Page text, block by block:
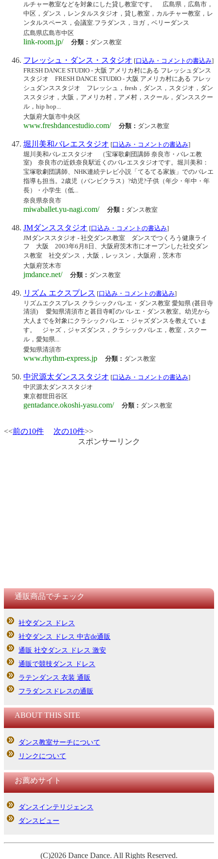
ルチャー教室などを対象にした貸し教室です。 広島県，広島市，
中区，ダンス，レンタルスタジオ，貸し教室，カルチャー教室，レ
ンタルスペース，会議室.フラダンス，ヨガ，ベリーダンス
広島県広島市中区
link-room.jp/ 分類： ダンス教室
フレッシュ・ダンス・スタジオ [口込み・コメントの書込み]
FRESH DANCE STUDIO - 大阪 アメリカ村にある フレッシュダンス
スタジオ FRESH DANCE STUDIO - 大阪 アメリカ村にある フレッ
シュダンススタジオ フレッシュ，fresh，ダンス，スタジオ，ダン
ススタジオ，大阪，アメリカ村，アメ村，スクール，ダンススクー
ル，hip hop...
大阪府大阪市中央区
www.freshdancestudio.com/ 分類： ダンス教室
堀川美和バレエスタジオ [口込み・コメントの書込み]
堀川美和バレエスタジオ （宝塚歌劇団講師 奈良市・バレエ教
室) 奈良市の近鉄奈良駅近くのバレエスタジオです。堀川美和：
宝塚歌劇団講師、NHK連続テレビ小説「てるてる家族」でのバレエ
指導も担当。2歳児（バンビクラス）?幼児?子供（年少・年中・年
長）・小学生（低...
奈良県奈良市
miwaballet.yu-nagi.com/ 分類： ダンス教室
JMダンススタジオ [口込み・コメントの書込み]
JMダンススタジオ - 社交ダンス教室 ダンスでつくろう健康ライ
フ 大阪 2003年6月8日、大阪府茨木市にオープンした社交ダン
ス教室 社交ダンス，大阪，レッスン，大阪府，茨木市
大阪府茨木市
jmdance.net/ 分類： ダンス教室
リズム エクスプレス [口込み・コメントの書込み]
リズムエクスプレス クラシックバレエ・ダンス教室 愛知県 (甚目寺
清須) 愛知県清須市と甚目寺町のバレエ・ダンス教室。幼児から
大人までを対象にクラシックバレエ・ジャズダンスを教えていま
す。 ジャズ，ジャズダンス，クラシックバレエ，教室，スクー
ル，愛知県...
愛知県清須市
www.rhythm-express.jp 分類： ダンス教室
中沢源太ダンススタジオ [口込み・コメントの書込み]
中沢源太ダンススタジオ
東京都世田谷区
gentadance.okoshi-yasu.com/ 分類： ダンス教室
<<前の10件 次の10件>>
スポンサーリンク
通販商品でチェック
社交ダンス ドレス
社交ダンス ドレス 中古de通販
通販 社交ダンス ドレス 激安
通販で競技ダンス ドレス
ラテンダンス 衣装 通販
フラダンスドレスの通販
ABOUT THIS SITE
ダンス教室サーチについて
リンクについて
お薦めサイト
ダンスインテリジェンス
ダンスビュー
(C)2026 Dance Dance. All Rights Reserved.